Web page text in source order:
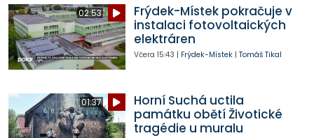
02:53
Frýdek-Místek pokračuje v
instalaci fotovoltaických
elektráren
Včera 15:43 | Frýdek-Místek| Tomáš Tikal
01:37
Horní Suchá uctila
památku obětí Životické
tragédie u muralu